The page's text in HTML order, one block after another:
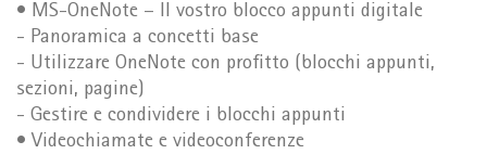
• MS-OneNote – Il vostro blocco appunti digitale
- Panoramica a concetti base
- Utilizzare OneNote con profitto (blocchi appunti,
sezioni, pagine)
- Gestire e condividere i blocchi appunti
• Videochiamate e videoconferenze